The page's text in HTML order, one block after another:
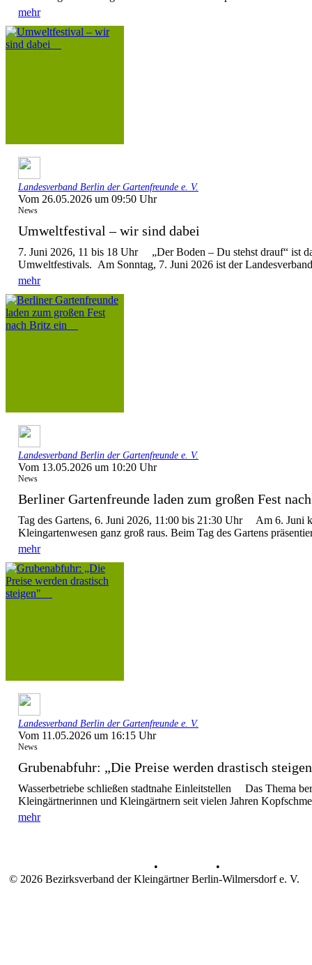
mehr
Landesverband Berlin der Gartenfreunde e. V.
Vom 26.05.2026 um 09:50 Uhr
News
Umweltfestival – wir sind dabei
7. Juni 2026, 11 bis 18 Uhr „Der Boden – Du stehst drauf“ ist
Umweltfestivals. Am Sonntag, 7. Juni 2026 ist der
mehr
Landesverband Berlin der Gartenfreunde e. V.
Vom 13.05.2026 um 10:20 Uhr
News
Berliner Gartenfreunde laden zum großen Fest
Tag des Gartens, 6. Juni 2026, 11:00 bis 21:30 Uhr Am 6. Juni
Kleingartenwesen ganz groß raus. Beim Tag des Gartens
mehr
Landesverband Berlin der Gartenfreunde e. V.
Vom 11.05.2026 um 16:15 Uhr
News
Grubenabfuhr: „Die Preise werden drastisch
Wasserbetriebe schließen stadtnahe Einleitstellen Das Thema
Kleingärtnerinnen und Kleingärtnern seit vielen Jahren
mehr
•
•
© 2026 Bezirksverband der Kleingärtner Berlin-Wilmersdorf e. V.